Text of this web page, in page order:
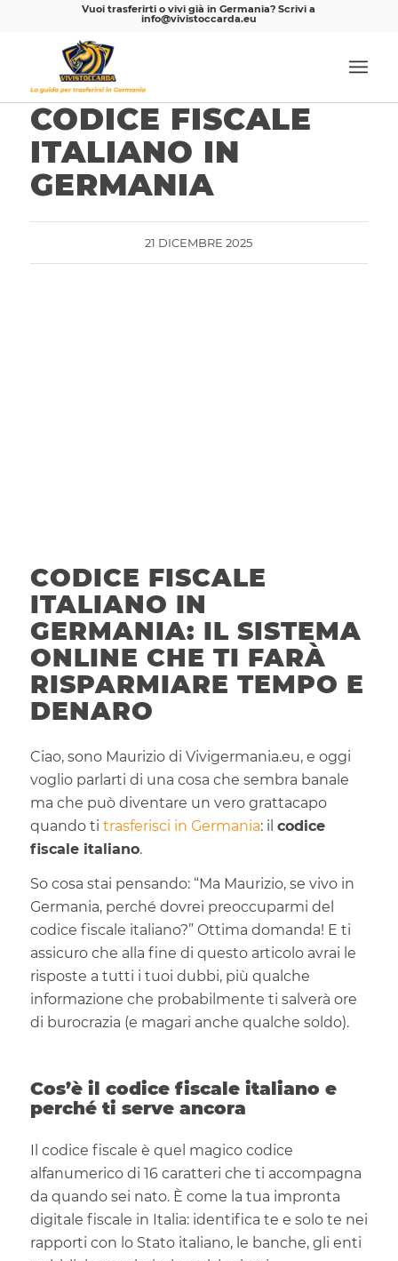
Vuoi trasferirti o vivi già in Germania? Scrivi a
info@vivistoccarda.eu
CODICE FISCALE
ITALIANO IN
GERMANIA
21 DICEMBRE 2025
CODICE FISCALE
ITALIANO IN
GERMANIA: IL SISTEMA
ONLINE CHE TI FARÀ
RISPARMIARE TEMPO E
DENARO
Ciao, sono Maurizio di Vivigermania.eu, e oggi
voglio parlarti di una cosa che sembra banale
ma che può diventare un vero grattacapo
quando ti trasferisci in Germania: il codice
fiscale italiano.
So cosa stai pensando: “Ma Maurizio, se vivo in
Germania, perché dovrei preoccuparmi del
codice fiscale italiano?” Ottima domanda! E ti
assicuro che alla fine di questo articolo avrai le
risposte a tutti i tuoi dubbi, più qualche
informazione che probabilmente ti salverà ore
di burocrazia (e magari anche qualche soldo).
Cos’è il codice fiscale italiano e
perché ti serve ancora
Il codice fiscale è quel magico codice
alfanumerico di 16 caratteri che ti accompagna
da quando sei nato. È come la tua impronta
digitale fiscale in Italia: identifica te e solo te nei
rapporti con lo Stato italiano, le banche, gli enti